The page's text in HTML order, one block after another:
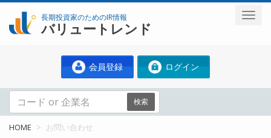
長期投資家のためのIR情報
バリュートレンド
会員登録 ログイン
検索
HOME お問い合わせ